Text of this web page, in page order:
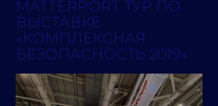
MATTERPORT ТУР ПО
ВЫСТАВКЕ
«КОМПЛЕКСНАЯ
БЕЗОПАСНОСТЬ 2019»